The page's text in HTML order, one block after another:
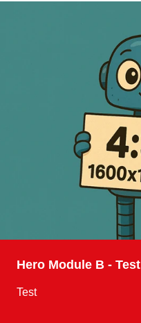
Hero Module B - Test
Test